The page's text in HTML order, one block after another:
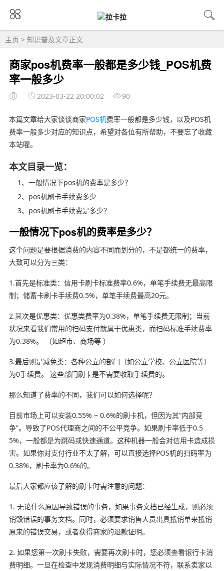
主页 > 知识普及文章正文
商家pos机费率一般都是多少钱_POS机费
率一般多少
2023-03-22 20:00:02 90
本篇文章给大家谈谈商家POS机费率一般都是多少钱，以及POS机
费率一般多少对应的知识点，希望对各位有所帮助，不要忘了收藏
本站喔。
本文目录一览：
1、一般情况下pos机的费率是多少？
2、pos机刷卡手续费多少
3、pos机刷卡手续费是多少？
一般情况下pos机的费率是多少？
这个问题是要根据消费的内容不同而划分的，不是都统一的费率，
大致可以分为三类：
1.首先是标准类：信用卡刷卡标准费率0.6%，单笔手续费无最高限
制；储蓄卡刷卡手续费0.5%，单笔手续费最高20元。
2.其次是优惠类：优惠类费率为0.38%，单笔手续费无限制；当前
状况来看我们常用的扫码支付就属于优惠类，而扫码标准手续费率
为0.38%。 （如超市、商场等 ）
3.最后则是减免类：各种公立的部门（如公立学校、公立医院等）
为0手续费。 这些部门刷卡是不需要收取手续费的。
那么知道了费率的不同，我们可以如何选择呢？
目前市场上可以安装0.55% ~ 0.6%的刷卡机，但因为其“内部竞
争”。导致了POS代理商之间的不公平竞争。如果刷卡率低于0.5
5%，一般都是为跳码或快速通道。这种机器一般会对信用卡造成损
害。如果你对支付行业不太了解，可以直接选择POS机的扫码率为
0.38%，刷卡率为0.6%的。
最后大家都应该了解的刷卡时需注意的问题：
1. 无论什么原因导致错误的事务，如果事务文档已经生成，则必须
销毁错误的事务文档。同时，必须要求销售人员出具抵销单来抵销
原来的错误交易，或者获得商家的退款证明。
2. 如果您第一次刷卡失败，需要再次刷卡时，您必须查看银行卡消
费明细。一旦在检查中发现消费明细与实际情况不符，联系卖家以